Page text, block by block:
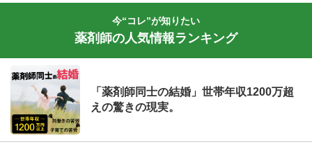
今“コレ”が知りたい
薬剤師の人気情報ランキング
「薬剤師同士の結婚」世帯年収1200万超
えの驚きの現実。